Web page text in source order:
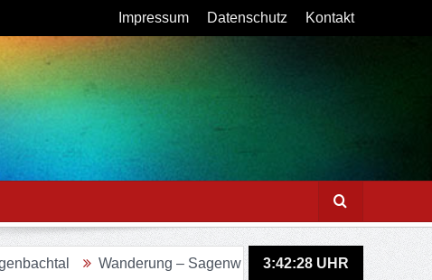
Impressum Datenschutz Kontakt
Wanderung – Sagenweg in Lindlar Figurenweg Tour 11 –
3:42:29UHR